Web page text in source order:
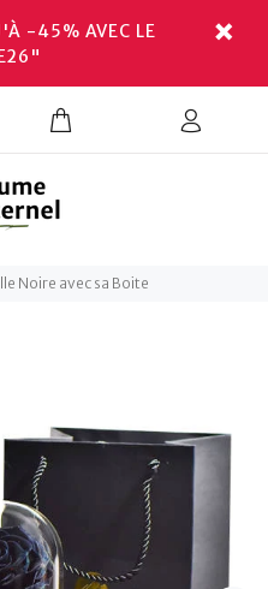
-45% AVEC LE
Noire avec sa Boite